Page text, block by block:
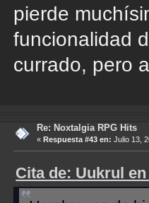
pierde
funcionalidad
currado, pero
Re: Noxtalgia RPG Hits
« Respuesta #43 en: Julio 13,
Cita de: Uukrul